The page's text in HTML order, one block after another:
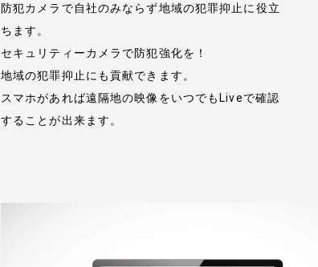
防犯カメラで自社のみならず地域の犯罪抑止に役立
ちます。
セキュリティーカメラで防犯強化を！
地域の犯罪抑止にも貢献できます。
スマホがあれば遠隔地の映像をいつでもLiveで確認
することが出来ます。